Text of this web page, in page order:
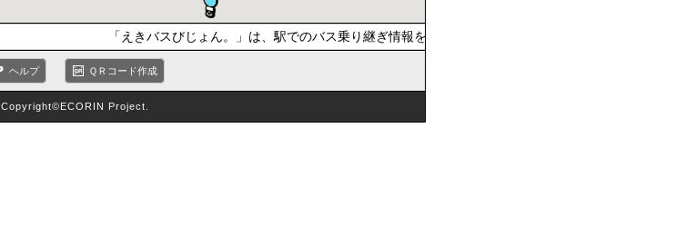
「えきバスびじょん。」は、駅でのバス乗り継ぎ情報を提供しています。おでかけの際は、公共交通
ヘルプ ＱＲコード作成
Copyright©ECORIN Project.